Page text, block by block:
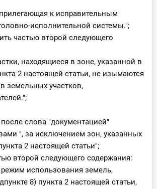
прилегающая к исправительным
исполнительной системы.";
частью второй следующего
находящиеся в зоне, указанной в
2 настоящей статьи, не изымаются
земельных участков,
слова "документацией"
", за исключением зон, указанных
2 настоящей статьи";
второй следующего содержания:
использования земель,
8) пункта 2 настоящей статьи,